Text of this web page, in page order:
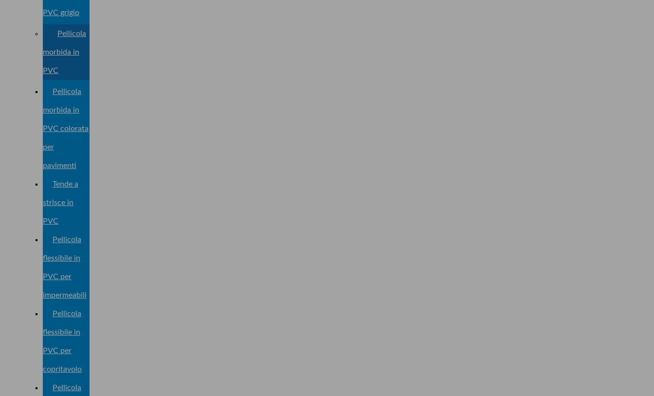
PVC grigio
Pellicola
morbida in
PVC
Pellicola
morbida in
PVC colorata
per
pavimenti
Tende a
strisce in
PVC
Pellicola
flessibile in
PVC per
impermeabili
Pellicola
flessibile in
PVC per
copritavolo
Pellicola